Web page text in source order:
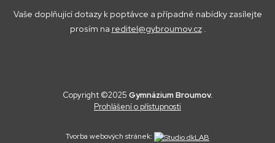
Vaše doplňující dotazy k poptávce a případné nabídky zasílejte
prosím na reditel@gybroumov.cz.
Tvorba webových stránek:
Copyright ©2025 Gymnázium Broumov.
Prohlášení o přístupnosti